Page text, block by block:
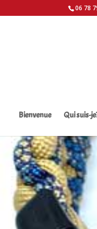
06 78
Bienvenue Qui suis-